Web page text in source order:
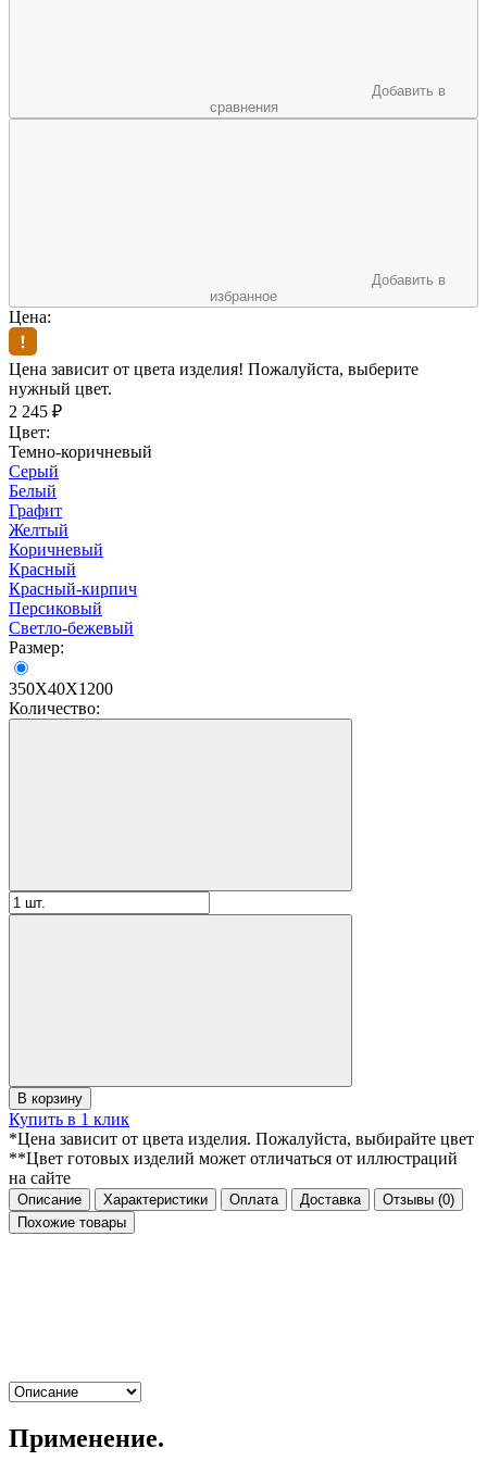
Добавить в
сравнения
Добавить в
избранное
Цена:
Цена зависит от цвета изделия! Пожалуйста, выберите
нужный цвет.
2 245 ₽
Цвет:
Темно-коричневый
Серый
Белый
Графит
Желтый
Коричневый
Красный
Красный-кирпич
Персиковый
Светло-бежевый
Размер:
350X40X1200
Количество:
В корзину
Купить в 1 клик
*Цена зависит от цвета изделия. Пожалуйста, выбирайте цвет
**Цвет готовых изделий может отличаться от иллюстраций
на сайте
Описание Характеристики Оплата Доставка Отзывы (0)
Похожие товары
Применение.